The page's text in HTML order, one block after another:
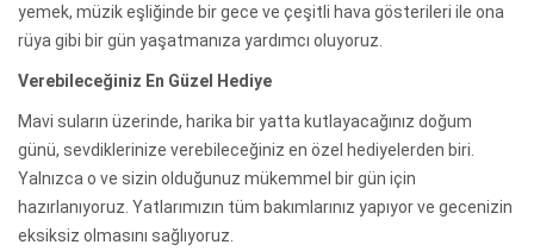
yemek, müzik eşliğinde bir gece ve çeşitli hava gösterileri ile ona
rüya gibi bir gün yaşatmanıza yardımcı oluyoruz.
Verebileceğiniz En Güzel Hediye
Mavi suların üzerinde, harika bir yatta kutlayacağınız doğum
günü, sevdiklerinize verebileceğiniz en özel hediyelerden biri.
Yalnızca o ve sizin olduğunuz mükemmel bir gün için
hazırlanıyoruz. Yatlarımızın tüm bakımlarınız yapıyor ve gecenizin
eksiksiz olmasını sağlıyoruz.